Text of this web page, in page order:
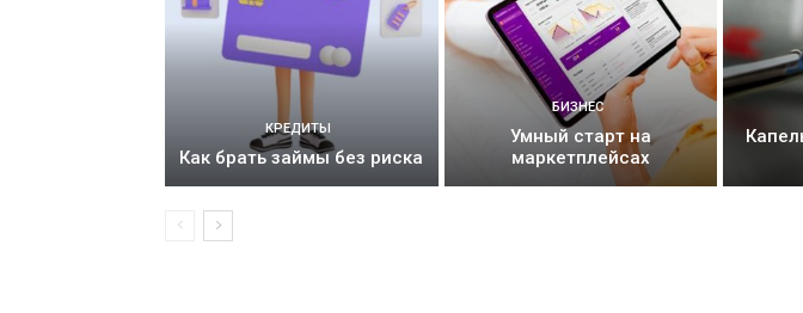
КРЕДИТЫ
Как брать займы без риска
БИЗНЕС
Умный старт на
маркетплейсах